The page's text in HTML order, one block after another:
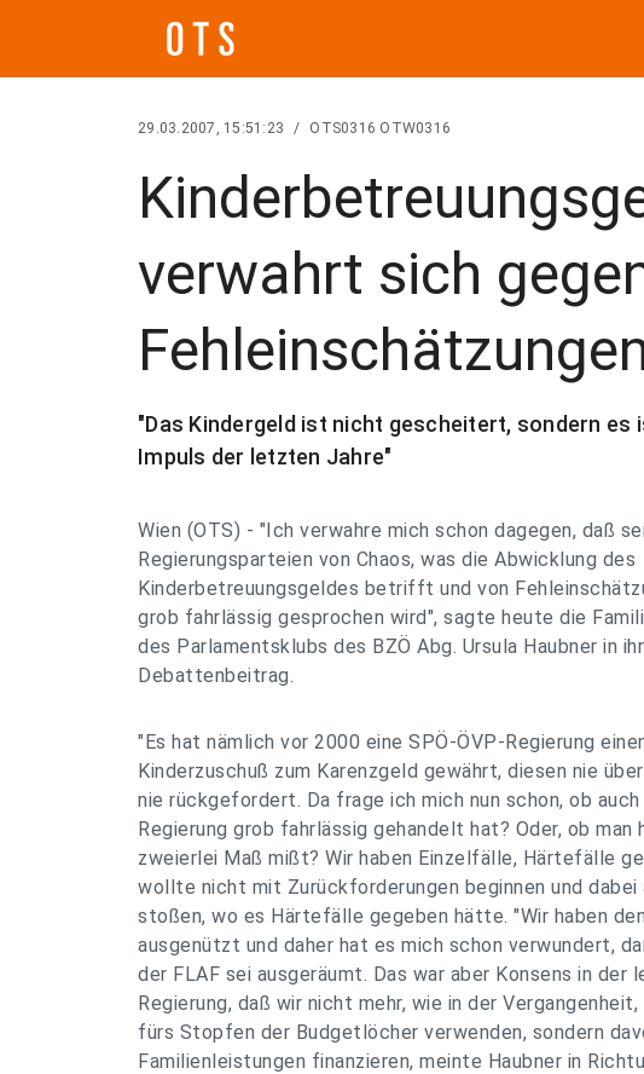
29.03.2007, 15:51:23 / OTS0316 OTW0316
verwahrt sich
"Das Kindergeld ist nicht gescheitert, sondern
Impuls der letzten Jahre"
Wien (OTS) - "Ich verwahre mich schon dagegen, daß
Regierungsparteien von Chaos, was die Abwicklung des
Kinderbetreuungsgeldes betrifft und von
grob fahrlässig gesprochen wird", sagte heute die
des Parlamentsklubs des BZÖ Abg. Ursula Haubner in
Debattenbeitrag.
"Es hat nämlich vor 2000 eine SPÖ-ÖVP-Regierung
Kinderzuschuß zum Karenzgeld gewährt, diesen nie
nie rückgefordert. Da frage ich mich nun schon, ob auch
Regierung grob fahrlässig gehandelt hat? Oder, ob man
zweierlei Maß mißt? Wir haben Einzelfälle, Härtefälle
wollte nicht mit Zurückforderungen beginnen und dabei
stoßen, wo es Härtefälle gegeben hätte. "Wir haben
ausgenützt und daher hat es mich schon verwundert,
der FLAF sei ausgeräumt. Das war aber Konsens in der
Regierung, daß wir nicht mehr, wie in der Vergangenheit,
fürs Stopfen der Budgetlöcher verwenden, sondern
Familienleistungen finanzieren, meinte Haubner in